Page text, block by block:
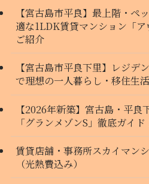
【宮古島市平良】最上階・ペ
適な1LDK賃貸マンション「
ご紹介
【宮古島市平良下里】レジ
で理想の一人暮らし・移住生
【2026年新築】宮古島・平
「グランメゾンS」徹底ガイド
賃貸店舗・事務所スカイマン
（光熱費込み）